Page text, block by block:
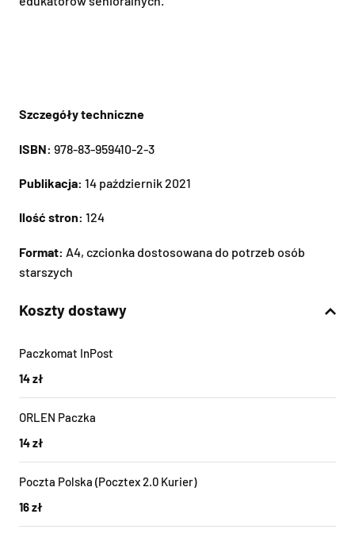
Szczegóły techniczne
ISBN: 978-83-959410-2-3
Publikacja: 14 październik 2021
Ilość stron: 124
Format: A4, czcionka dostosowana do potrzeb osób
starszych
Koszty dostawy
Paczkomat InPost
14 zł
ORLEN Paczka
14 zł
Poczta Polska (Pocztex 2.0 Kurier)
16 zł